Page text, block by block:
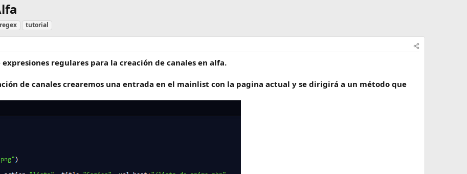
regex tutorial
regulares para la creación de canales en alfa.
de canales crearemos una entrada en el mainlist con la pagina actual y se dirigirá a un método que